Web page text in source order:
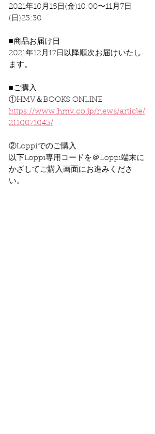
2021年10月15日(金)10:00〜11月7日
(日)23:30
■商品お届け日
2021年12月17日以降順次お届けいたし
ます。
■ご購入
①HMV＆BOOKS ONLINE
https://www.hmv.co.jp/news/article/
2110071043/
②Loppiでのご購入
以下Loppi専用コードを＠Loppi端末に
かざしてご購入画面にお進みくださ
い。